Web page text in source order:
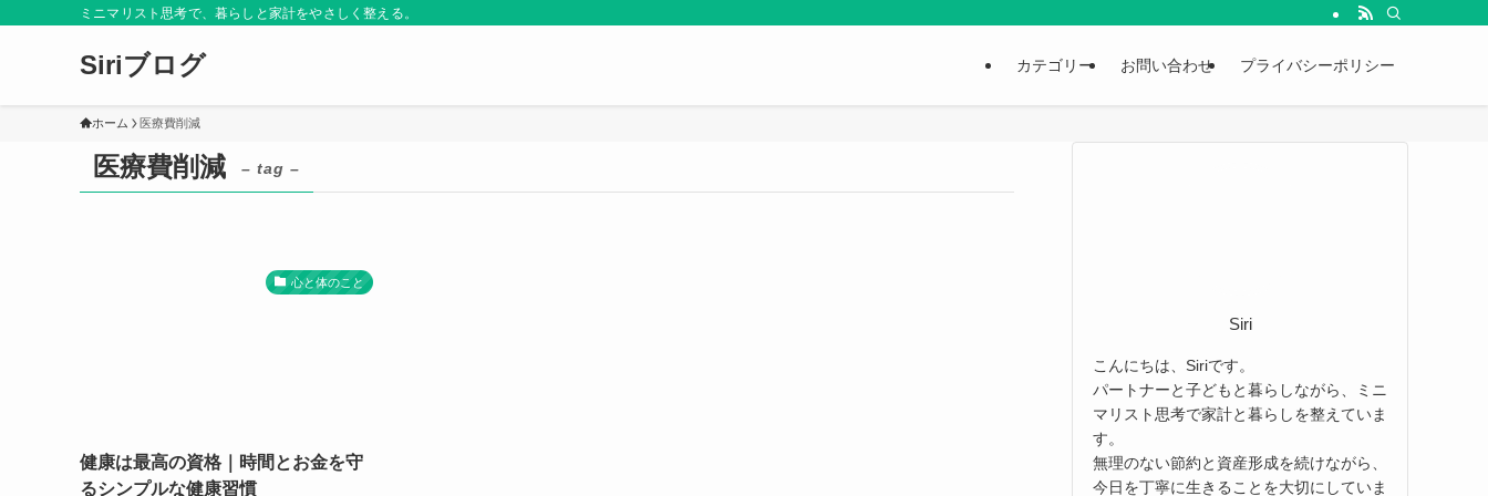
ミニマリスト思考で、暮らしと家計をやさしく整える。
Siriブログ カテゴリー お問い合わせ プライバシーポリシー
ホーム 医療費削減
医療費削減 – tag –
心と体のこと
健康は最高の資格｜時間とお金を守
るシンプルな健康習慣
Siri
こんにちは、Siriです。
パートナーと子どもと暮らしながら、ミニ
マリスト思考で家計と暮らしを整えていま
す。
無理のない節約と資産形成を続けながら、
今日を丁寧に生きることを大切にしていま